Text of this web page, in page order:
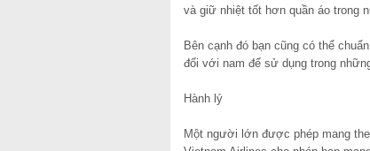
và giữ nhiệt tốt hơn quần áo trong
Bên cạnh đó bạn cũng có thể
đối với nam để sử dụng trong
Hành lý
Một người lớn được phép mang